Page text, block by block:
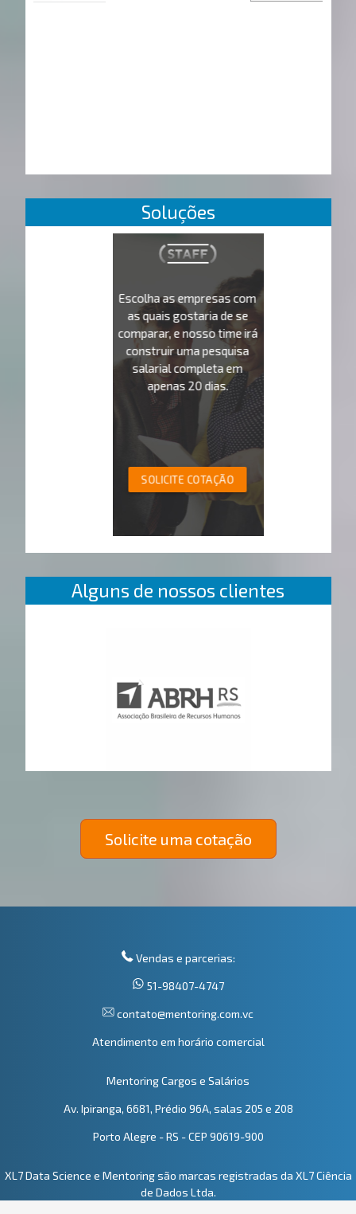
Soluções
Escolha as empresas com
as quais gostaria de se
comparar, e nosso time irá
construir uma pesquisa
salarial completa em
apenas 20 dias.
SOLICITE COTAÇÃO
Alguns de nossos clientes
Solicite uma cotação
Vendas e parcerias:
51-98407-4747
contato@mentoring.com.vc
Atendimento em horário comercial
Mentoring Cargos e Salários
Av. Ipiranga, 6681, Prédio 96A, salas 205 e 208
Porto Alegre - RS - CEP 90619-900
XL7 Data Science e Mentoring são marcas registradas da XL7 Ciência
de Dados Ltda.